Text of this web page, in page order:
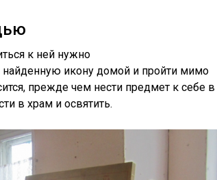
к ней нужно
найденную икону домой и пройти мимо
прежде чем нести предмет к себе в
в храм и освятить.